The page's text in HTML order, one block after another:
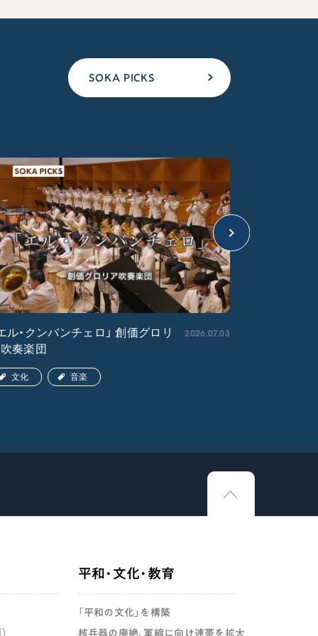
SOKA PICKS
ル・クンバンチェロ」 創価グロリ
奏楽団
2026.07.03
文化 音楽
平和・文化・教育
「平和の文化」を構築
核兵器の廃絶、軍縮に向け連帯を拡大